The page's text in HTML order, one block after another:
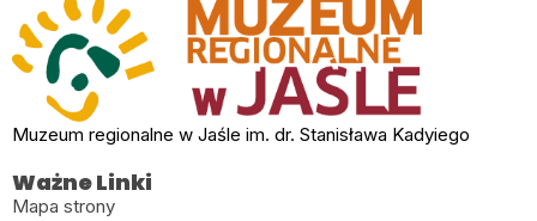
Muzeum regionalne w Jaśle im. dr. Stanisława Kadyiego
Ważne Linki
Mapa strony